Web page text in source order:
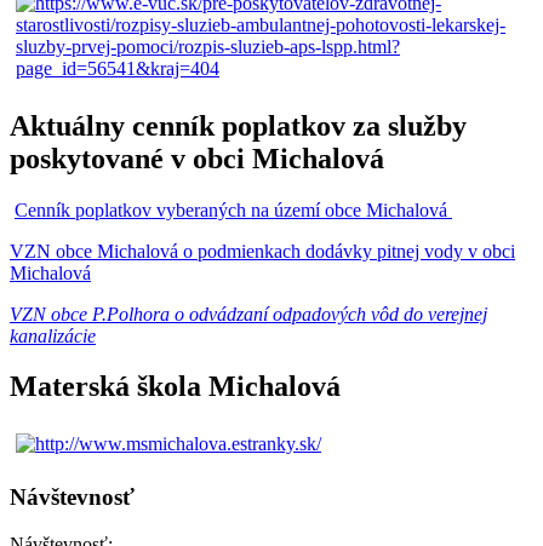
Aktuálny cenník poplatkov za služby
poskytované v obci Michalová
Cenník poplatkov vyberaných na území obce Michalová
VZN obce Michalová o podmienkach dodávky pitnej vody v obci
Michalová
VZN obce P.Polhora o odvádzaní odpadových vôd do verejnej
kanalizácie
Materská škola Michalová
Návštevnosť